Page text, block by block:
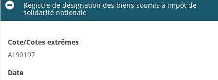
Registre de désignation des biens soumis à impôt de
solidarité nationale
Cote/Cotes extrêmes
AL90197
Date